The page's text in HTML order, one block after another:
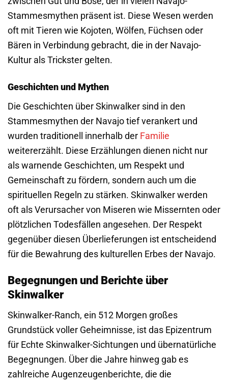
Stammesmythen präsent ist. Diese Wesen werden
oft mit Tieren wie Kojoten, Wölfen, Füchsen oder
Bären in Verbindung gebracht, die in der Navajo-
Kultur als Trickster gelten.
Geschichten und Mythen
Die Geschichten über Skinwalker sind in den
Stammesmythen der Navajo tief verankert und
wurden traditionell innerhalb der Familie
weitererzählt. Diese Erzählungen dienen nicht nur
als warnende Geschichten, um Respekt und
Gemeinschaft zu fördern, sondern auch um die
spirituellen Regeln zu stärken. Skinwalker werden
oft als Verursacher von Miseren wie Missernten oder
plötzlichen Todesfällen angesehen. Der Respekt
gegenüber diesen Überlieferungen ist entscheidend
für die Bewahrung des kulturellen Erbes der Navajo.
Begegnungen und Berichte über
Skinwalker
Skinwalker-Ranch, ein 512 Morgen großes
Grundstück voller Geheimnisse, ist das Epizentrum
für Echte Skinwalker-Sichtungen und übernatürliche
Begegnungen. Über die Jahre hinweg gab es
zahlreiche Augenzeugenberichte, die die